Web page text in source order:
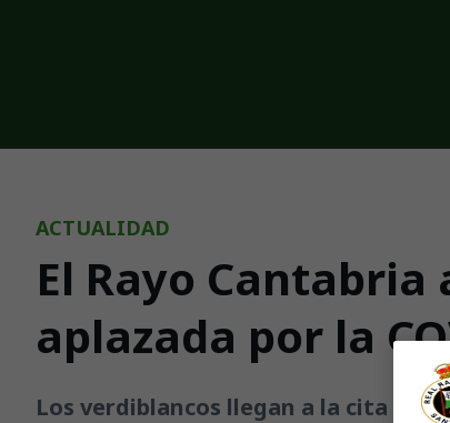
Skip to main content
ACTUALIDAD
El Rayo
aplazada por la
Los verdiblancos llegan a la cita de